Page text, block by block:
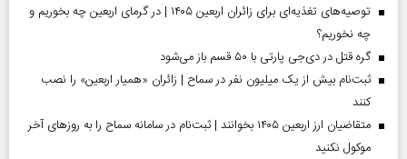
توصیه‌های تغذیه‌ای برای زائران اربعین ۱۴۰۵ | در گرمای اربعین چه بخوریم و
چه نخوریم؟
گره قتل در دی‌جی پارتی با ۵۰ قسم باز می‌شود
ثبت‌نام بیش از یک میلیون نفر در سماح | زائران «همیار اربعین» را نصب
کنند
متقاضیان ارز اربعین ۱۴۰۵ بخوانند | ثبت‌نام در سامانه سماح را به روز‌های آخر
موکول نکنید